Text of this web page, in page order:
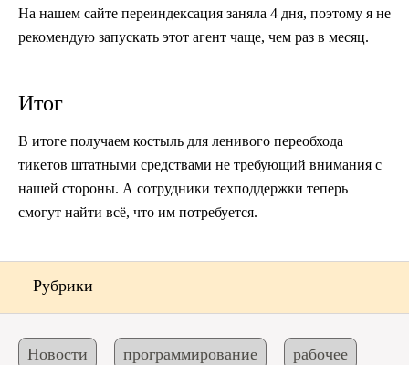
На нашем сайте переиндексация заняла 4 дня, поэтому я не
рекомендую запускать этот агент чаще, чем раз в месяц.
Итог
В итоге получаем костыль для ленивого переобхода
тикетов штатными средствами не требующий внимания с
нашей стороны. А сотрудники техподдержки теперь
смогут найти всё, что им потребуется.
Рубрики
Новости программирование рабочее